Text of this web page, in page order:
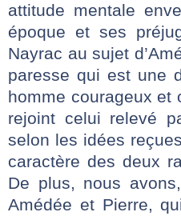
attitude mentale
époque et ses
Nayrac au sujet
paresse qui est une
homme courageux et
rejoint celui relevé
selon les idées
caractère des deux
De plus, nous
Amédée et Pierre,